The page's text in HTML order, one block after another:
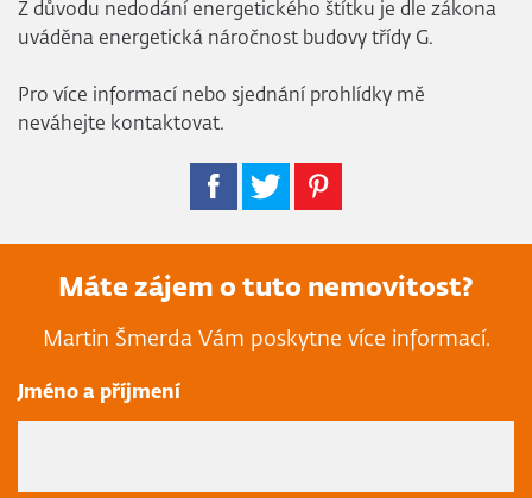
Z důvodu nedodání energetického štítku je dle zákona
uváděna energetická náročnost budovy třídy G.
Pro více informací nebo sjednání prohlídky mě
neváhejte kontaktovat.
Máte zájem o tuto nemovitost?
Martin Šmerda Vám poskytne více informací.
Jméno a příjmení